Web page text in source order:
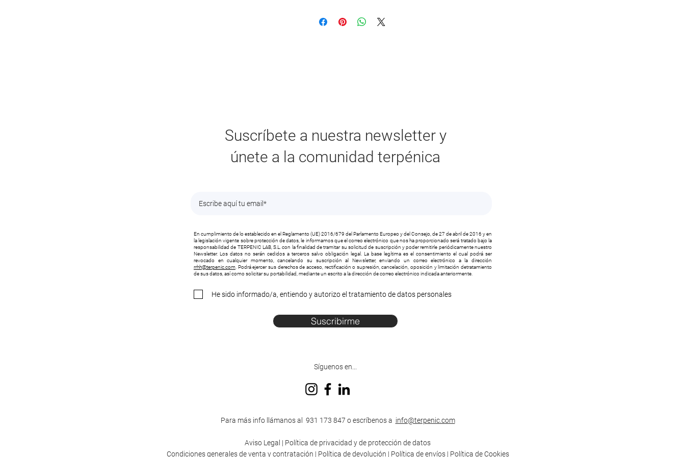
Suscríbete a nuestra newsletter y
únete a la comunidad terpénica
En cumplimiento de lo establecido en el Reglamento (UE) 2016/679 del Parlamento Europeo y del Consejo, de 27 de abril de 2016 y en
la legislación vigente sobre protección de datos, le informamos que el correo electrónico que nos ha proporcionado será tratado bajo la
responsabilidad de TERPENIC LAB, S.L. con la finalidad de tramitar su solicitud de suscripción y poder remitirle periódicamente nuestro
Newsletter. Los datos no serán cedidos a terceros salvo obligación legal. La base legítima es el consentimiento el cual podrá ser
revocado en cualquier momento, cancelando su suscripción al Newsletter, enviando un correo electrónico a la dirección
rrhh@terpenic.com . Podrá ejercer sus derechos de acceso, rectificación o supresión, cancelación, oposición y limitación detratamiento
de sus datos, así como solicitar su portabilidad, mediante un escrito a la dirección de correo electrónico indicada anteriormente.
He sido informado/a, entiendo y autorizo el tratamiento de datos personales
Suscribirme
Síguenos en...
Para más info llámanos al 931 173 847 o escríbenos a info@terpenic.com
Aviso Legal | Política de privacidad y de protección de datos
Condiciones generales de venta y contratación | Política de devolución | Política de envíos| Política de Cookies